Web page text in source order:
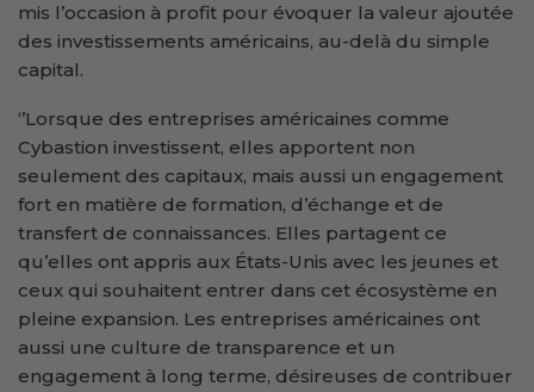
mis l’occasion à profit pour évoquer la valeur ajoutée
des investissements américains, au-delà du simple
capital.
‘’Lorsque des entreprises américaines comme
Cybastion investissent, elles apportent non
seulement des capitaux, mais aussi un engagement
fort en matière de formation, d’échange et de
transfert de connaissances. Elles partagent ce
qu’elles ont appris aux États-Unis avec les jeunes et
ceux qui souhaitent entrer dans cet écosystème en
pleine expansion. Les entreprises américaines ont
aussi une culture de transparence et un
engagement à long terme, désireuses de contribuer